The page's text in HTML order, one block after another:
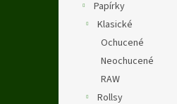
Papírky
Klasické
Ochucené
Neochucené
RAW
Rollsy